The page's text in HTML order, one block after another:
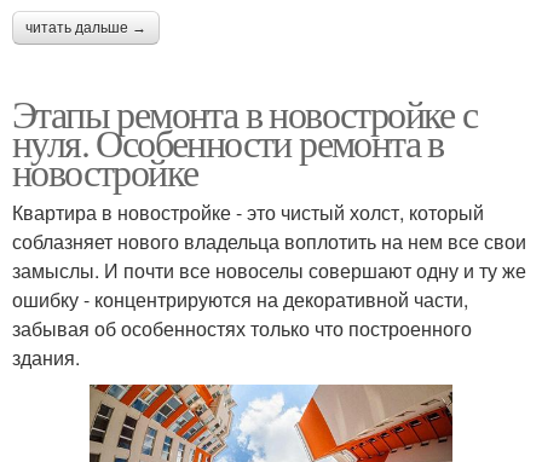
читать дальше →
Этапы ремонта в новостройке с
нуля. Особенности ремонта в
новостройке
Квартира в новостройке - это чистый холст, который
соблазняет нового владельца воплотить на нем все свои
замыслы. И почти все новоселы совершают одну и ту же
ошибку - концентрируются на декоративной части,
забывая об особенностях только что построенного
здания.